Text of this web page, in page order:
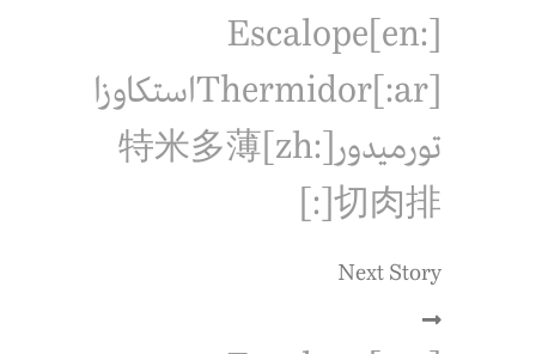
[:en]Escalope
Thermidor[:ar]استكاوزا
تورميدور[:zh]特米多薄
切肉排[:]
Next Story